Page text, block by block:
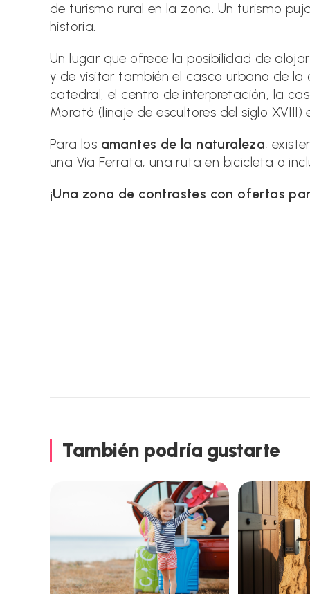
de turismo rural en la zona. Un turismo
historia.
Un lugar que ofrece la posibilidad de
y de visitar también el casco urbano de
catedral, el centro de interpretación, la
Morató (linaje de escultores del siglo XVIII)
Para los amantes de la naturaleza,
una Vía Ferrata, una ruta en bicicleta o
¡Una zona de contrastes con ofertas
También podría gustarte